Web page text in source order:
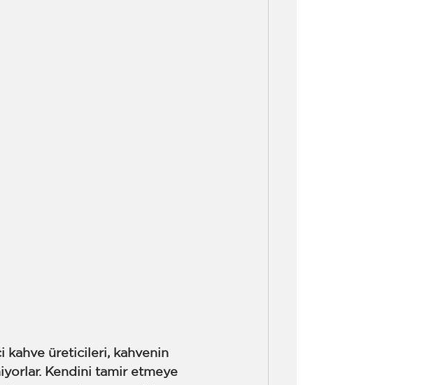
kahve üreticileri, kahvenin
Kendini tamir etmeye